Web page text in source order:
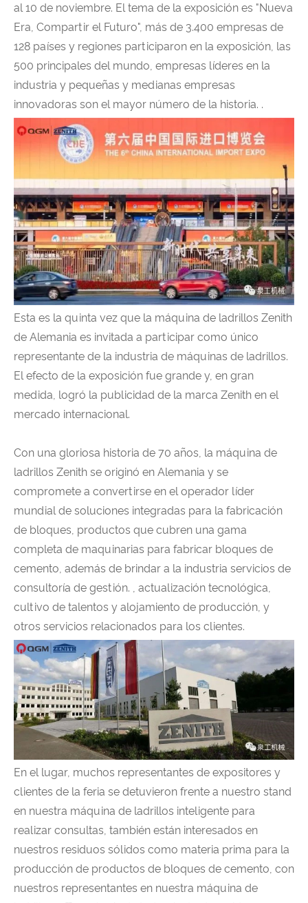
al 10 de noviembre. El tema de la exposición es "Nueva
Era, Compartir el Futuro", más de 3.400 empresas de
128 países y regiones participaron en la exposición, las
500 principales del mundo, empresas líderes en la
industria y pequeñas y medianas empresas
innovadoras son el mayor número de la historia. .
Esta es la quinta vez que la máquina de ladrillos Zenith
de Alemania es invitada a participar como único
representante de la industria de máquinas de ladrillos.
El efecto de la exposición fue grande y, en gran
medida, logró la publicidad de la marca Zenith en el
mercado internacional.
Con una gloriosa historia de 70 años, la máquina de
ladrillos Zenith se originó en Alemania y se
compromete a convertirse en el operador líder
mundial de soluciones integradas para la fabricación
de bloques, productos que cubren una gama
completa de maquinarias para fabricar bloques de
cemento, además de brindar a la industria servicios de
consultoría de gestión. , actualización tecnológica,
cultivo de talentos y alojamiento de producción, y
otros servicios relacionados para los clientes.
En el lugar, muchos representantes de expositores y
clientes de la feria se detuvieron frente a nuestro stand
en nuestra máquina de ladrillos inteligente para
realizar consultas, también están interesados ​​en
nuestros residuos sólidos como materia prima para la
producción de productos de bloques de cemento, con
nuestros representantes en nuestra máquina de